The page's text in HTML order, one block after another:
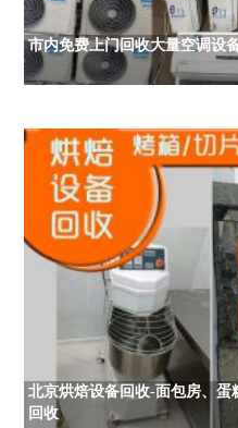
市内免费上门回收大量空调设
北京烘焙设备回收-面包房、
回收